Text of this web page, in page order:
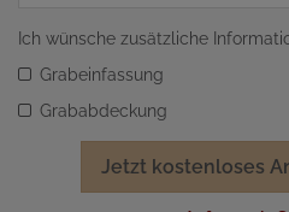
Ich wünsche zusätzliche
Grabeinfassung
Grababdeckung
Jetzt kostenloses